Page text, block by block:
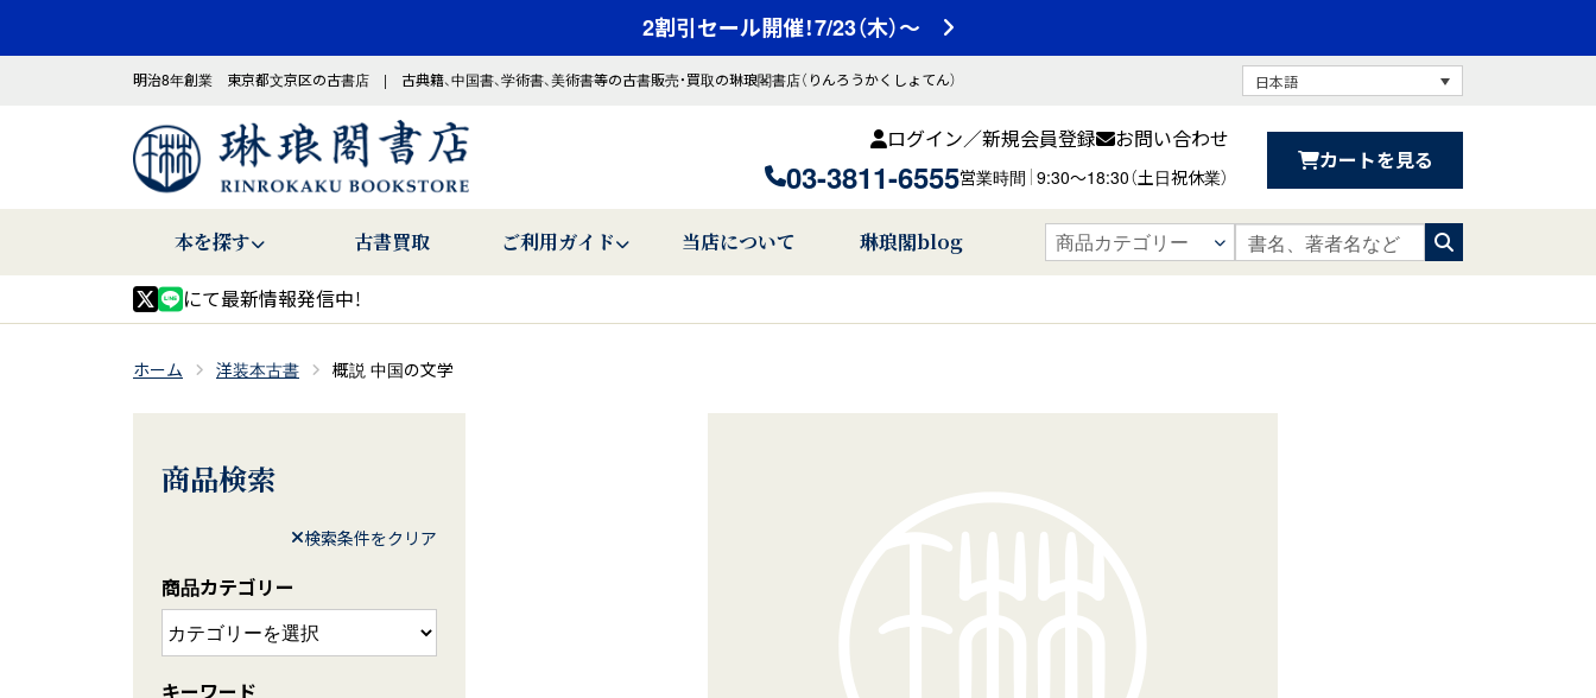
2割引セール開催！7/23（木）～
明治8年創業 東京都文京区の古書店 | 古典籍、中国書、学術書、美術書等の古書販売・買取の琳琅閣書店（りんろうかくしょてん） 日本語
ログイン／新規会員登録 お問い合わせ
03-3811-6555営業時間 9:30〜18:30（土日祝休業）
カートを見る
本を探す 古書買取 ご利用ガイド 当店について 琳琅閣blog
にて最新情報発信中！
ホーム 洋装本古書 概説 中国の文学
商品検索
検索条件をクリア
商品カテゴリー
キーワード